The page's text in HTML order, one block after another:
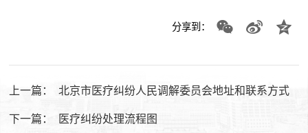
分享到：
上一篇： 北京市医疗纠纷人民调解委员会地址和联系方式
下一篇： 医疗纠纷处理流程图